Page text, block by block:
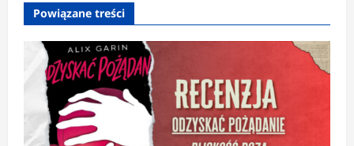
i Powiązane treści